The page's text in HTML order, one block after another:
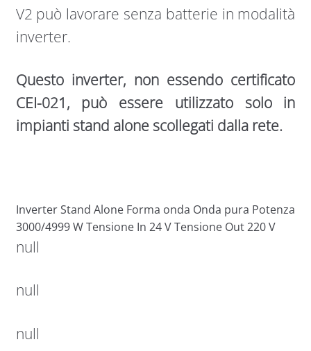
V2 può lavorare senza batterie in modalità
inverter.
Questo inverter, non essendo certificato
CEI-021, può essere utilizzato solo in
impianti stand alone scollegati dalla rete.
Inverter Stand Alone Forma onda Onda pura Potenza
3000/4999 W Tensione In 24 V Tensione Out 220 V
null
null
null